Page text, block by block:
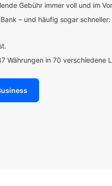
Gebühr immer voll und im
– und häufig sogar
Währungen in 70 verschiedene